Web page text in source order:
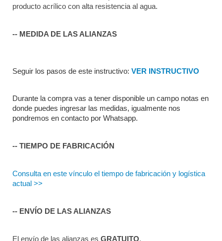
producto acrílico con alta resistencia al agua.
-- MEDIDA DE LAS ALIANZAS
Seguir los pasos de este instructivo: VER INSTRUCTIVO
Durante la compra vas a tener disponible un campo notas en
donde puedes ingresar las medidas, igualmente nos
pondremos en contacto por Whatsapp.
-- TIEMPO DE FABRICACIÓN
Consulta en este vínculo el tiempo de fabricación y logística
actual >>
-- ENVÍO DE LAS ALIANZAS
El envío de las alianzas es GRATUITO.